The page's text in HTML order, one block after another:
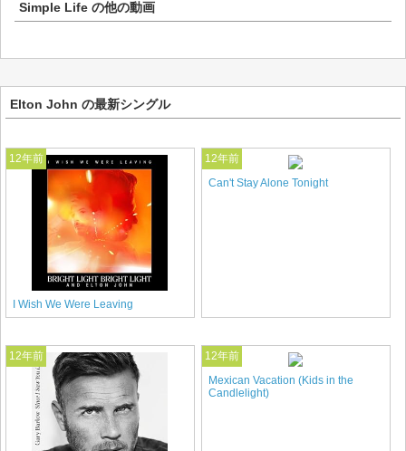
Simple Life の他の動画
Elton John の最新シングル
12年前
I Wish We Were Leaving
12年前
Can't Stay Alone Tonight
12年前
12年前
Mexican Vacation (Kids in the
Candlelight)